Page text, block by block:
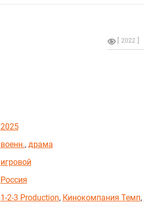
2022
2025
военн., драма
игровой
Россия
1-2-3 Production, Кинокомпания Темп,